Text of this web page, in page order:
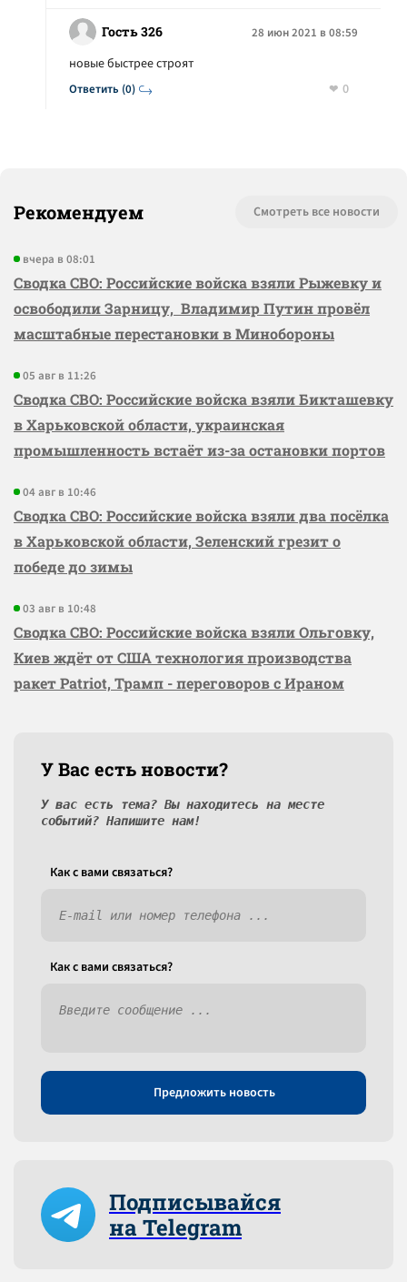
Гость 326 28 июн 2021 в 08:59
Ответить (0)
новые быстрее строят
0
Рекомендуем Смотреть все новости
вчера в 08:01
Сводка СВО: Российские войска взяли Рыжевку и
освободили Зарницу, Владимир Путин провёл
масштабные перестановки в Минобороны
05 авг в 11:26
Сводка СВО: Российские войска взяли Бикташевку
в Харьковской области, украинская
промышленность встаёт из-за остановки портов
04 авг в 10:46
Сводка СВО: Российские войска взяли два посёлка
в Харьковской области, Зеленский грезит о
победе до зимы
03 авг в 10:48
Сводка СВО: Российские войска взяли Ольговку,
Киев ждёт от США технология производства
ракет Patriot, Трамп - переговоров с Ираном
У Вас есть новости?
У вас есть тема? Вы находитесь на месте
событий? Напишите нам!
Как c вами связаться?
Как c вами связаться?
Предложить новость
Подписывайся
на Telegram